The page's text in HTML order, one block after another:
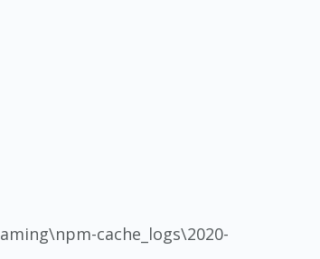
cache_logs\2020-